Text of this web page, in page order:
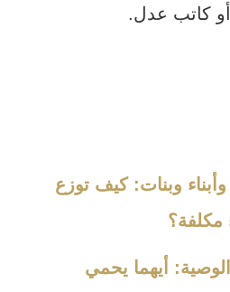
أو كاتب عدل.
وبنات: كيف توزع
مكلفة؟
أيهما يحمي